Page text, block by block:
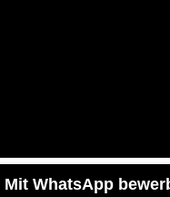
Mit WhatsApp